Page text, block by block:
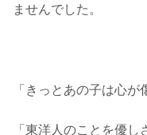
ませんでした。
「きっとあの子は心が
「東洋人のことを優